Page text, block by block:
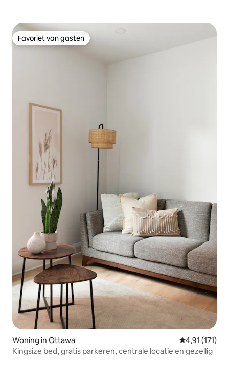
Favoriet van gasten
Favoriet van gasten
Woning in Ottawa Gemiddelde
4,91 (171)
Kingsize bed, gratis parkeren, centrale locatie en gezellig